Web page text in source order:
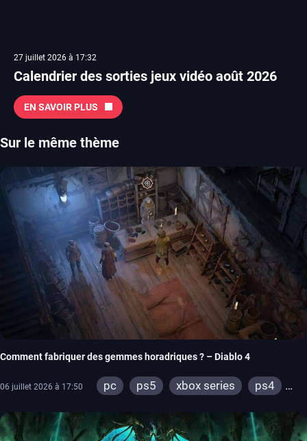
27 juillet 2026 à 17:32
Calendrier des sorties jeux vidéo août 2026
EN SAVOIR PLUS
Sur le même thème
Comment fabriquer des gemmes horadriques ? – Diablo 4
06 juillet 2026 à 17:50 pc ps5 xbox series
ps4